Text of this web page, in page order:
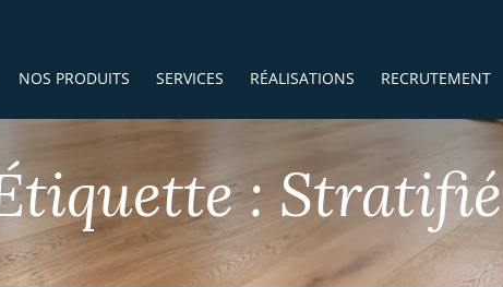
NOS PRODUITS SERVICES RÉALISATIONS RECRUTEMENT
:Stratifié